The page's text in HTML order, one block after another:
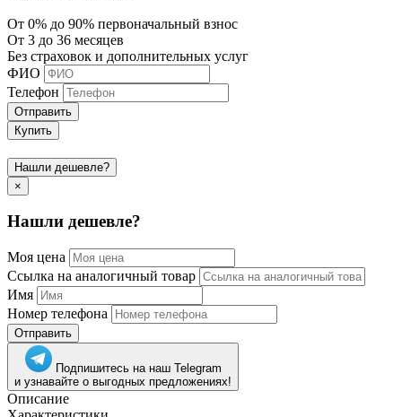
От 0% до 90% первоначальный взнос
От 3 до 36 месяцев
Без страховок и дополнительных услуг
ФИО
Телефон
Отправить
Купить
Нашли дешевле?
×
Нашли дешевле?
Моя цена
Ссылка на аналогичный товар
Имя
Номер телефона
Отправить
Подпишитесь на наш Telegram
и узнавайте о выгодных предложениях!
Описание